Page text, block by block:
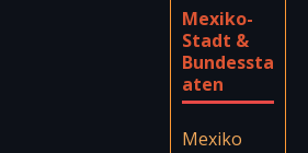
Mexiko-
Stadt &
Bundessta
aten
Mexiko